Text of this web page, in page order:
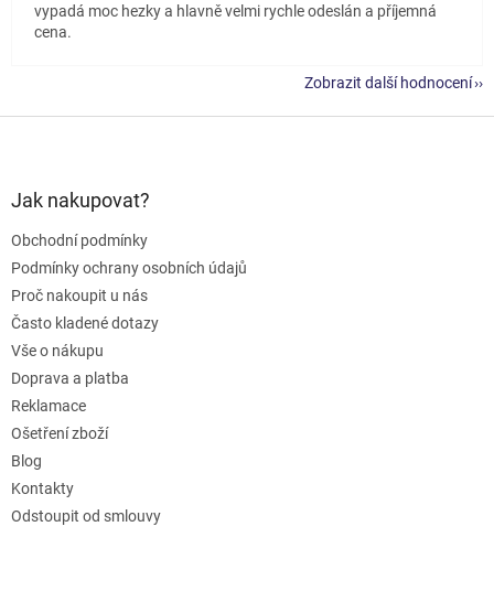
vypadá moc hezky a hlavně velmi rychle odeslán a příjemná
cena.
Zobrazit další hodnocení
Jak nakupovat?
Obchodní podmínky
Podmínky ochrany osobních údajů
Proč nakoupit u nás
Často kladené dotazy
Vše o nákupu
Doprava a platba
Reklamace
Ošetření zboží
Blog
Kontakty
Odstoupit od smlouvy